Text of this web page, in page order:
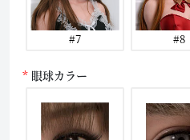
#7 #8
眼球カラー